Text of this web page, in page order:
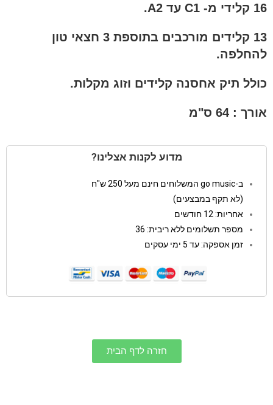
16 קלידי מ- C1 עד A2.
13 קלידים מורכבים בתוספת 3 חצאי טון
להחלפה.
כולל תיק אחסנה קלידים וזוג מקלות.
אורך : 64 ס"מ
מדוע לקנות אצלינו?
ב-go music המשלוחים חינם מעל 250 ש"ח
(לא תקף במבצעים)
אחריות: 12 חודשים
מספר תשלומים ללא ריבית: 36
זמן אספקה: עד 5 ימי עסקים
חזרה לדף הבית